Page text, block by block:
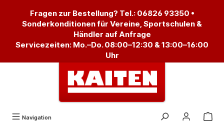
Fragen zur Bestellung? Tel.: 06826 93350 •
Sonderkonditionen für Vereine, Sportschulen &
Händler auf Anfrage
Servicezeiten: Mo.–Do. 08:00–12:30 & 13:00–16:00
Uhr
Navigation